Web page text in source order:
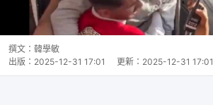
撰文： 韓學敏
出版： 2025-12-31 17:01 更新： 2025-12-31 17:01